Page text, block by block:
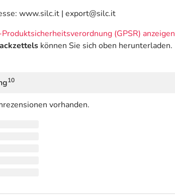
www.silc.it | export@silc.it
(GPSR) anzeigen
können Sie sich oben herunterladen.
10
vorhanden.